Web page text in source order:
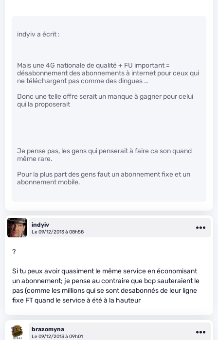
indyiv a écrit :
Mais une 4G nationale de qualité + FU important =
désabonnement des abonnements à internet pour ceux qui
ne téléchargent pas comme des dingues …
Donc une telle offre serait un manque à gagner pour celui
qui la proposerait
Je pense pas, les gens qui penserait à faire ca son quand
même rare.
Pour la plus part des gens faut un abonnement fixe et un
abonnement mobile.
indyiv
Le 09/12/2013 à 08h58
?
Si tu peux avoir quasiment le même service en économisant
un abonnement; je pense au contraire que bcp sauteraient le
pas (comme les millions qui se sont desabonnés de leur ligne
fixe FT quand le service à été à la hauteur
brazomyna
Le 09/12/2013 à 09h01